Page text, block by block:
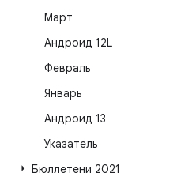
Март
Андроид 12L
Февраль
Январь
Андроид 13
Указатель
Бюллетени 2021